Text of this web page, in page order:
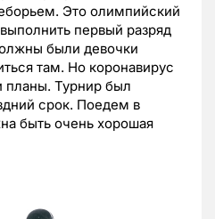
Это олимпийский
первый разряд
были девочки
там. Но коронавирус
планы. Турнир был
срок. Поедем в
быть очень хорошая